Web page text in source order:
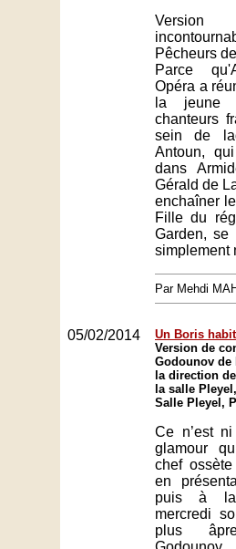
Version
Pêcheurs
Parce
Opéra a
la jeune
chanteurs
sein de
Antoun,
dans
Gérald de
enchaîner
Fille du
Garden, se
simplement
Par Mehdi
05/02/2014
Un Boris
Version de
Godounov
la direction
la salle
Salle Pleyel,
Ce n’est
glamour
chef
en
puis à la
mercredi
plus